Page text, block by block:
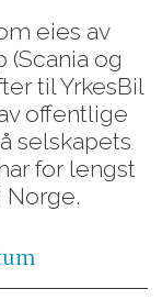
eies av
(Scania og
til YrkesBil
offentlige
selskapets
for lengst
Norge.